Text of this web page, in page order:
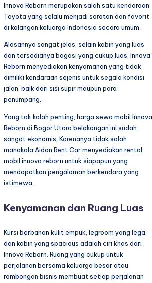
Innova Reborn merupakan salah satu kendaraan
Toyota yang selalu menjadi sorotan dan favorit
di kalangan keluarga Indonesia secara umum.
Alasannya sangat jelas, selain kabin yang luas
dan tersedianya bagasi yang cukup luas, Innova
Reborn menyediakan kenyamanan yang tidak
dimiliki kendaraan sejenis untuk segala kondisi
jalan, baik dari sisi supir maupun para
penumpang.
Yang tak kalah penting, harga sewa mobil Innova
Reborn di Bogor Utara belakangan ini sudah
sangat ekonomis. Karenanya tidak salah
manakala Aidan Rent Car menyediakan rental
mobil innova reborn untuk siapapun yang
mendapatkan pengalaman berkendara yang
istimewa.
Kenyamanan dan Ruang Luas
Kursi berbahan kulit empuk, legroom yang lega,
dan kabin yang spacious adalah ciri khas dari
Innova Reborn. Ruang yang cukup untuk
perjalanan bersama keluarga besar atau
rombongan bisnis membuat setiap perjalanan